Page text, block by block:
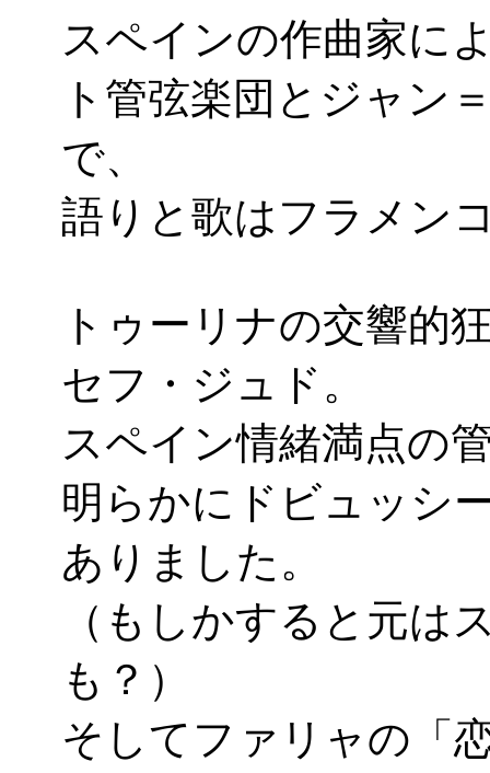
スペインの作曲家に
ト管弦楽団とジャン
で、
語りと歌はフラメン
トゥーリナの交響的
セフ・ジュド。
スペイン情緒満点の
明らかにドビュッシ
ありました。
（もしかすると元は
も？）
そしてファリャの「